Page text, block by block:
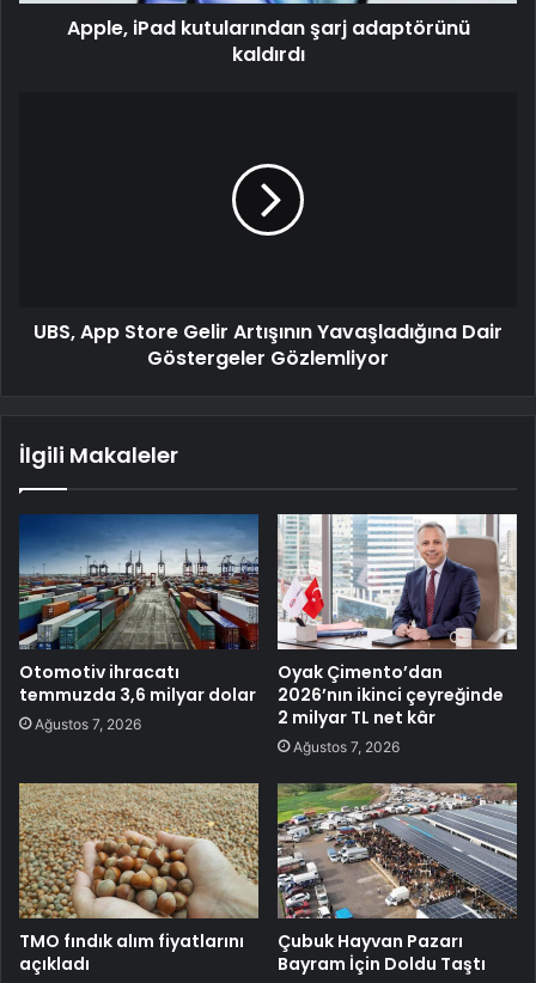
Apple, iPad kutularından şarj adaptörünü
kaldırdı
UBS, App Store Gelir Artışının Yavaşladığına Dair
Göstergeler Gözlemliyor
İlgili Makaleler
Otomotiv ihracatı
temmuzda 3,6 milyar dolar
Ağustos 7, 2026
Oyak Çimento’dan
2026’nın ikinci çeyreğinde
2 milyar TL net kâr
Ağustos 7, 2026
TMO fındık alım fiyatlarını
açıkladı
Çubuk Hayvan Pazarı
Bayram İçin Doldu Taştı